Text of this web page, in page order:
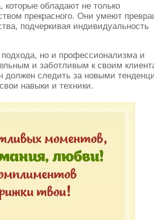
обладают не только
прекрасного. Они умеют
подчеркивая индивидуальность
подхода, но и профессионализма и
и заботливым к своим
должен следить за новыми
навыки и техники.